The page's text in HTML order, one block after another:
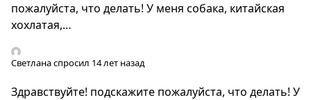
пожалуйста, что делать! У меня собака, китайская
хохлатая,…
Светланаспросил 14 лет назад
Здравствуйте! подскажите пожалуйста, что делать! У